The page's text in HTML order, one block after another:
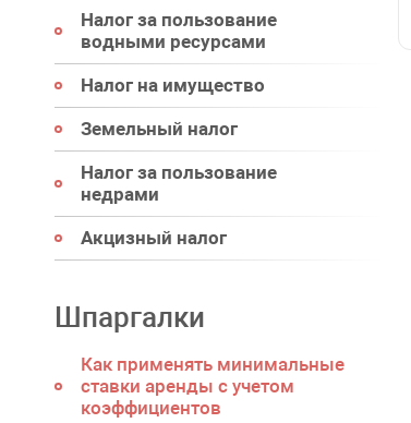
Налог за пользование
водными ресурсами
Налог на имущество
Земельный налог
Налог за пользование
недрами
Акцизный налог
Шпаргалки
Как применять минимальные
ставки аренды с учетом
коэффициентов